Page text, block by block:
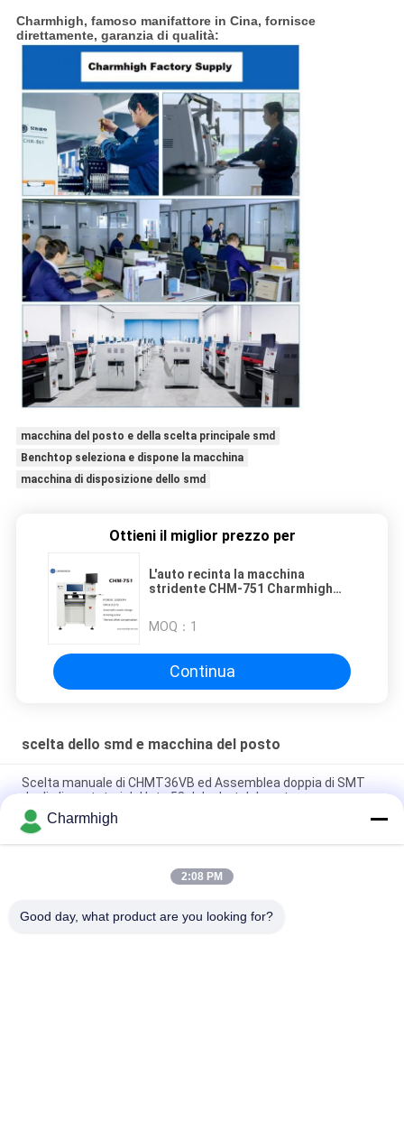
Charmhigh, famoso manifattore in Cina, fornisce
direttamente, garanzia di qualità:
macchina del posto e della scelta principale smd
Benchtop seleziona e dispone la macchina
macchina di disposizione dello smd
Ottieni il miglior prezzo per
L'auto recinta la macchina
stridente CHM-751 Charmhigh
MOQ： 1
Continua
scelta dello smd e macchina del posto
Scelta manuale di CHMT36VB ed Assemblea doppia di SMT
degli alimentatori del lato 58 del robot del posto
2 scelta degli alimentatori CHMT48VB Benchtop SMD delle
teste 58 e robot tutto del posto in un Chip Mounter
Compatto Industrial SMD Pick and Place Machine TC06 Chip
Charmhigh
2:08 PM
Good day, what product are you looking for?